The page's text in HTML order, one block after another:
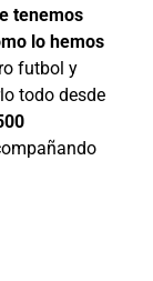
tenemos
lo hemos
futbol y
todo desde